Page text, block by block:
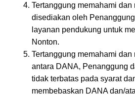
Tertanggung memahami
disediakan oleh
layanan pendukung untuk
Nonton.
Tertanggung memahami
antara DANA, Penanggung
tidak terbatas pada syarat
membebaskan DANA dan/